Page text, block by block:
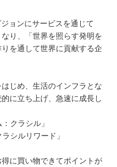
ョンにサービスを通じて
り、「世界を照らす発明を
を通して世界に貢献する企
じめ、生活のインフラとな
に立ち上げ、急速に成長し
クラシル」
シルリワード」
に買い物できてポイントが